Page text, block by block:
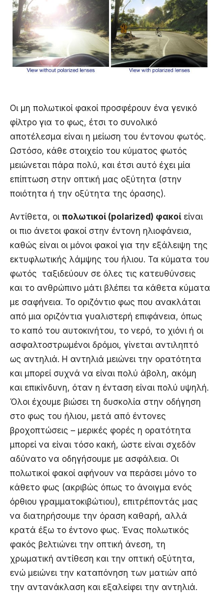
Οι μη πολωτικοί φακοί προσφέρουν ένα γενικό
φίλτρο για το φως, έτσι το συνολικό
αποτέλεσμα είναι η μείωση του έντονου φωτός.
Ωστόσο, κάθε στοιχείο του κύματος φωτός
μειώνεται πάρα πολύ, και έτσι αυτό έχει μία
επίπτωση στην οπτική μας οξύτητα (στην
ποιότητα ή την οξύτητα της όρασης).
Αντίθετα, οι πολωτικοί (polarized) φακοί είναι
οι πιο άνετοι φακοί στην έντονη ηλιοφάνεια,
καθώς είναι οι μόνοι φακοί για την εξάλειψη της
εκτυφλωτικής λάμψης του ήλιου. Τα κύματα του
φωτός ταξιδεύουν σε όλες τις κατευθύνσεις
και το ανθρώπινο μάτι βλέπει τα κάθετα κύματα
με σαφήνεια. Το οριζόντιο φως που ανακλάται
από μια οριζόντια γυαλιστερή επιφάνεια, όπως
το καπό του αυτοκινήτου, το νερό, το χιόνι ή οι
ασφαλτοστρωμένοι δρόμοι, γίνεται αντιληπτό
ως αντηλιά. Η αντηλιά μειώνει την ορατότητα
και μπορεί συχνά να είναι πολύ άβολη, ακόμη
και επικίνδυνη, όταν η ένταση είναι πολύ υψηλή.
Όλοι έχουμε βιώσει τη δυσκολία στην οδήγηση
στο φως του ήλιου, μετά από έντονες
βροχοπτώσεις – μερικές φορές η ορατότητα
μπορεί να είναι τόσο κακή, ώστε είναι σχεδόν
αδύνατο να οδηγήσουμε με ασφάλεια. Οι
πολωτικοί φακοί αφήνουν να περάσει μόνο το
κάθετο φως (ακριβώς όπως το άνοιγμα ενός
όρθιου γραμματοκιβώτιου), επιτρέποντάς μας
να διατηρήσουμε την όραση καθαρή, αλλά
κρατά έξω το έντονο φως. Ένας πολωτικός
φακός βελτιώνει την οπτική άνεση, τη
χρωματική αντίθεση και την οπτική οξύτητα,
ενώ μειώνει την καταπόνηση των ματιών από
την αντανάκλαση και εξαλείφει την αντηλιά.